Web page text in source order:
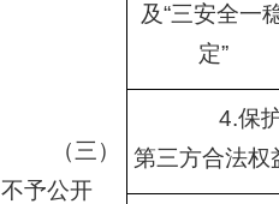
（三）
不予公开
及“三安全一
定”
4.保
第三方合法权